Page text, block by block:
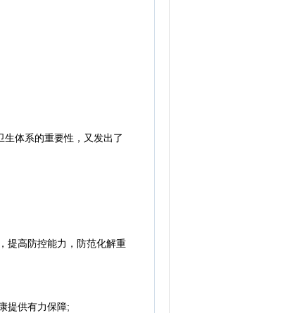
体系的重要性，又发出了
提高防控能力，防范化解重
提供有力保障;